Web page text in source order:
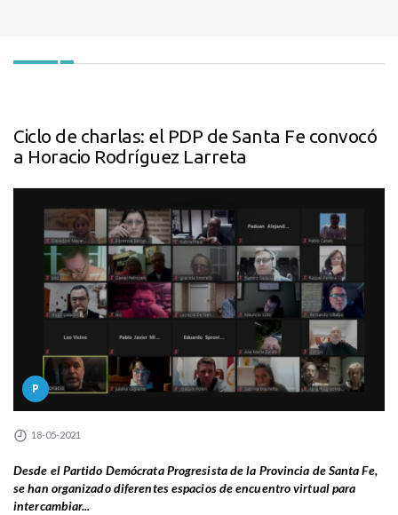
Ciclo de charlas: el PDP de Santa Fe convocó
a Horacio Rodríguez Larreta
P
18-05-2021
Desde el Partido Demócrata Progresista de la Provincia de Santa Fe,
se han organizado diferentes espacios de encuentro virtual para
intercambiar...